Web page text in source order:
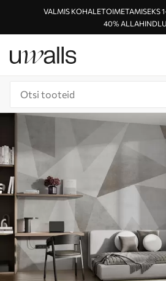
VALMIS KOHALETOIMETAMISEKS
40%